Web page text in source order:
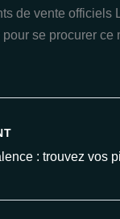
de vente officiels
se procurer ce